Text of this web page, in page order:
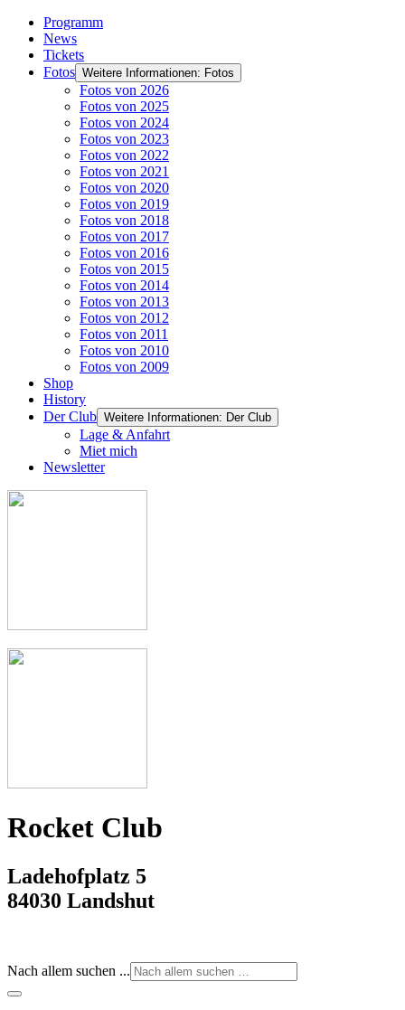
Programm
News
Tickets
Fotos Weitere Informationen: Fotos
Fotos von 2026
Fotos von 2025
Fotos von 2024
Fotos von 2023
Fotos von 2022
Fotos von 2021
Fotos von 2020
Fotos von 2019
Fotos von 2018
Fotos von 2017
Fotos von 2016
Fotos von 2015
Fotos von 2014
Fotos von 2013
Fotos von 2012
Fotos von 2011
Fotos von 2010
Fotos von 2009
Shop
History
Der Club Weitere Informationen: Der Club
Lage & Anfahrt
Miet mich
Newsletter
Rocket Club
Ladehofplatz 5
84030 Landshut
Nach allem suchen ...